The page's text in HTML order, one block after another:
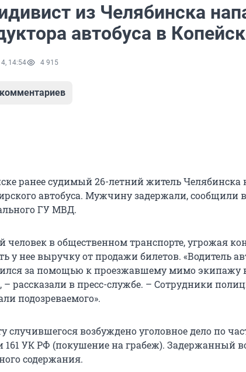
из Челябинска
автобуса в
14:54 4 915
комментариев
ранее судимый 26-летний житель Челябинска
автобуса. Мужчину задержали, сообщили
ГУ МВД.
человек в общественном транспорте, угрожая
у нее выручку от продажи билетов. «Водитель
за помощью к проезжавшему мимо экипажу
– рассказали в пресс-службе. – Сотрудники
подозреваемого».
случившегося возбуждено уголовное дело по
161 УК РФ (покушение на грабеж). Задержанный
содержания.